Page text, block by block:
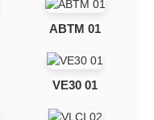
ABTM 01
VE30 01